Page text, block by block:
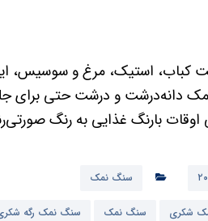
کباب، استیک، مرغ و
دانه‌درشت و درشت حتی برای
اوقات بارنگ غذایی به رنگ
سنگ نمک
شکری سنگ نمک سنگ نمک رگه